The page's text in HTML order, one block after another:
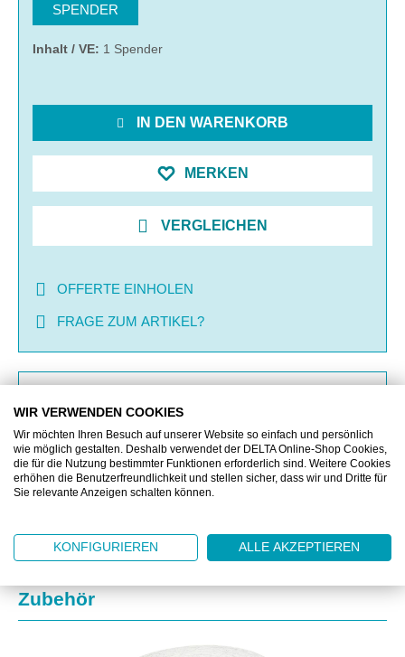
SPENDER
Inhalt / VE: 1 Spender
IN DEN WARENKORB
MERKEN
VERGLEICHEN
OFFERTE EINHOLEN
FRAGE ZUM ARTIKEL?
ZUSATZINFORMATIONEN
DOWNLOAD
Produktgalerie überspringen
Zubehör
WIR VERWENDEN COOKIES
Wir möchten Ihren Besuch auf unserer Website so einfach und persönlich
wie möglich gestalten. Deshalb verwendet der DELTA Online-Shop Cookies,
die für die Nutzung bestimmter Funktionen erforderlich sind. Weitere Cookies
erhöhen die Benutzerfreundlichkeit und stellen sicher, dass wir und Dritte für
Sie relevante Anzeigen schalten können.
KONFIGURIEREN ALLE AKZEPTIEREN